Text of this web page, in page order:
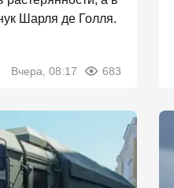
Шарля де Голля.
Вчера, 08:17 683